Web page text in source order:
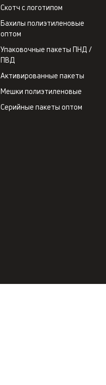
Скотч с логотипом
Бахилы полиэтиленовые
оптом
Упаковочные пакеты ПНД /
ПВД
Активированные пакеты
Мешки полиэтиленовые
Серийные пакеты оптом